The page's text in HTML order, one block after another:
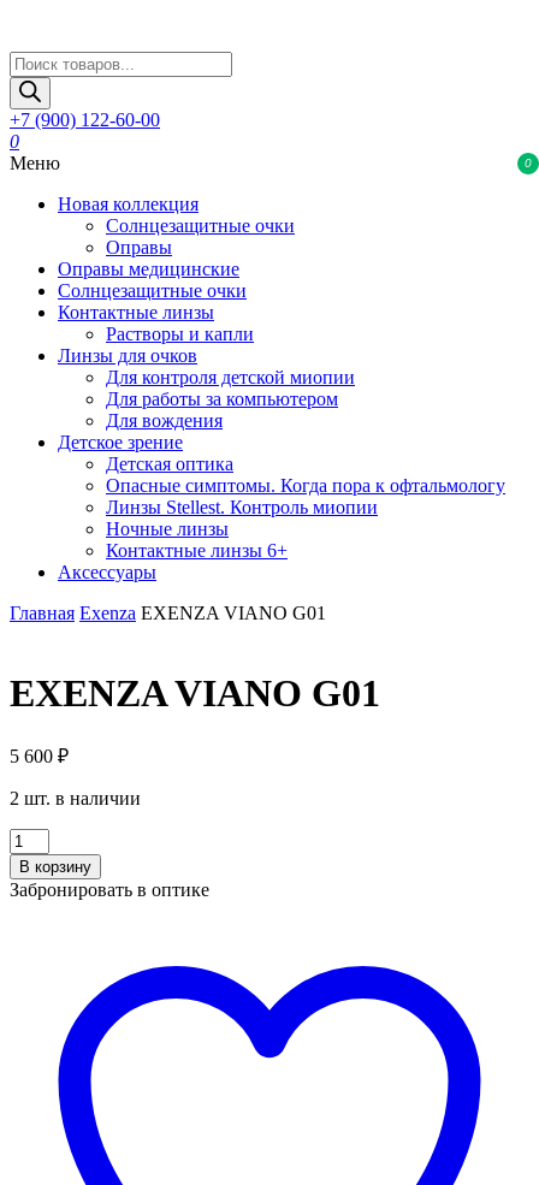
Поиск
товаров
+7 (900) 122-60-00
0
0
Меню
Новая коллекция
Солнцезащитные очки
Оправы
Оправы медицинские
Солнцезащитные очки
Контактные линзы
Растворы и капли
Линзы для очков
Для контроля детской миопии
Для работы за компьютером
Для вождения
Детское зрение
Детская оптика
Опасные симптомы. Когда пора к офтальмологу
Линзы Stellest. Контроль миопии
Ночные линзы
Контактные линзы 6+
Аксессуары
Главная Exenza EXENZA VIANO G01
EXENZA VIANO G01
5 600 ₽
2 шт. в наличии
Количество
EXENZA
VIANO
G01
В корзину
Забронировать в оптике